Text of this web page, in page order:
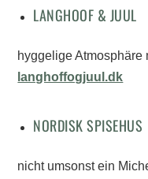
LANGHOOF & JUUL
hyggelige Atmosphäre
langhoffogjuul.dk
NORDISK SPISEHUS
nicht umsonst ein